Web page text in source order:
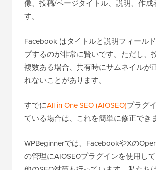
像、投稿/ページタイトル、説明、作成
す。
Facebook はタイトルと説明フィール
プするのが非常に賢いです。ただし、
複数ある場合、共有時にサムネイルが
れないことがあります。
すでにAll in One SEO (AIOSEO)プラグ
ている場合は、これを簡単に修正でき
WPBeginnerでは、FacebookやXの
の管理にAIOSEOプラグインを使用し